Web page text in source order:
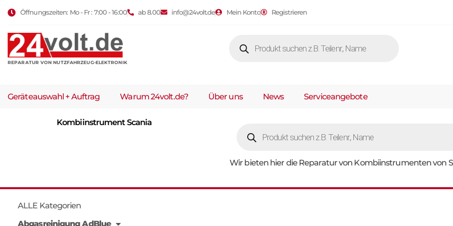
Öffnungszeiten: Mo - Fr : 7:00 - 16:00 ab 8.00 info@24volt.de Mein Konto Registrieren
REPARATUR VON NUTZFAHRZEUG-ELEKTRONIK
Geräteauswahl + Auftrag Warum 24volt.de? Über uns News Serviceangebote
Kombiinstrument Scania
Wir bieten hier die Reparatur von Kombiinstrumenten von
ALLE Kategorien
Abgasreinigung AdBlue